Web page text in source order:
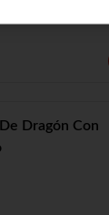
Dragón Con